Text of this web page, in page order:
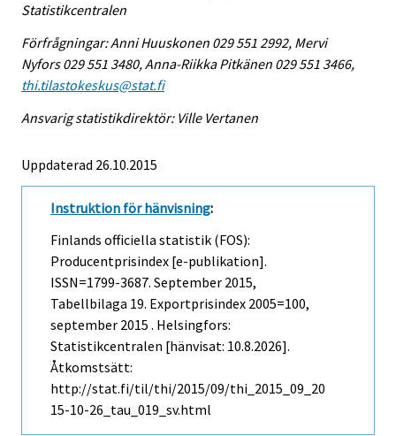
Statistikcentralen
Förfrågningar: Anni Huuskonen 029 551 2992, Mervi
Nyfors 029 551 3480, Anna-Riikka Pitkänen 029 551 3466,
thi.tilastokeskus@stat.fi
Ansvarig statistikdirektör: Ville Vertanen
Uppdaterad 26.10.2015
Instruktion för hänvisning:
Finlands officiella statistik (FOS):
Producentprisindex [e-publikation].
ISSN=1799-3687. September 2015,
Tabellbilaga 19. Exportprisindex 2005=100,
september 2015 . Helsingfors:
Statistikcentralen [hänvisat: 10.8.2026].
Åtkomstsätt:
http://stat.fi/til/thi/2015/09/thi_2015_09_20
15-10-26_tau_019_sv.html